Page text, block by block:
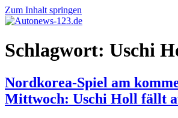
Zum Inhalt springen
Autonews-
123.de
Autonews
mit
Schlagwort: Uschi
Nordkorea-Spiel am
Mittwoch: Uschi Holl fällt